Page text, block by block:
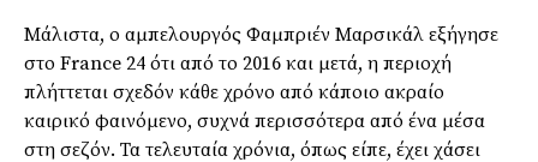
Μάλιστα, ο αμπελουργός Φαμπριέν Μαρσικάλ εξήγησε
στο France 24 ότι από το 2016 και μετά, η περιοχή
πλήττεται σχεδόν κάθε χρόνο από κάποιο ακραίο
καιρικό φαινόμενο, συχνά περισσότερα από ένα μέσα
στη σεζόν. Τα τελευταία χρόνια, όπως είπε, έχει χάσει